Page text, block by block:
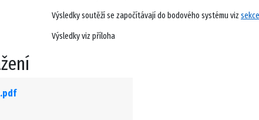
Výsledky soutěží se započítávají do bodového systému viz
Výsledky viz příloha